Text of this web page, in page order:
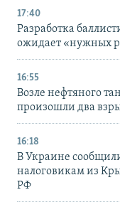
17:40
Разработка
ожидает «нужных
16:55
Возле нефтяного
произошли два
16:18
В Украине
налоговикам из
РФ